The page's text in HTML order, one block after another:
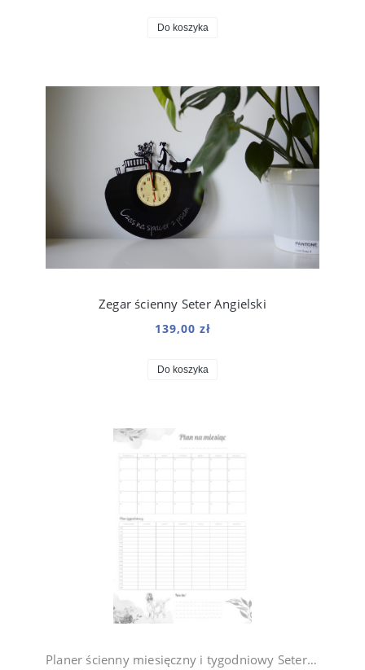
Do koszyka
Zegar ścienny Seter Angielski
139,00 zł
Do koszyka
Planer ścienny miesięczny i tygodniowy Seter Violet